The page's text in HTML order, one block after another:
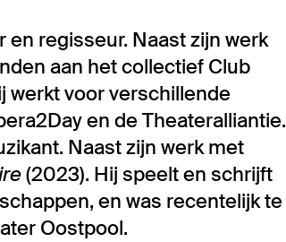
en regisseur. Naast zijn werk
aan het collectief Club
werkt voor verschillende
en de Theateralliantie.
Naast zijn werk met
(2023). Hij speelt en schrijft
en was recentelijk te
Oostpool.